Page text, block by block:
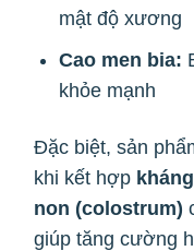
mật độ xương
Cao men bia:
khỏe mạnh
Đặc biệt, sản
khi kết hợp
non (colostrum)
giúp tăng cường